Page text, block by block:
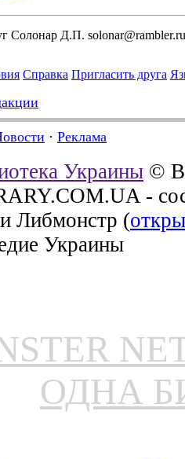
Солонар Д.П.
Справка Пригласить друга
· Реклама
Украины ©
-
Либмонстр (
Украины
ОДНА